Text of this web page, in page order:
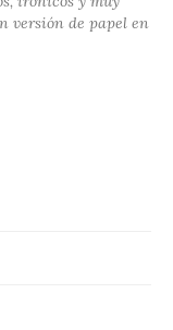
versión de papel en